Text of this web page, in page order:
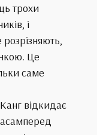
трохи
і
розрізняють,
Це
саме
відкидає